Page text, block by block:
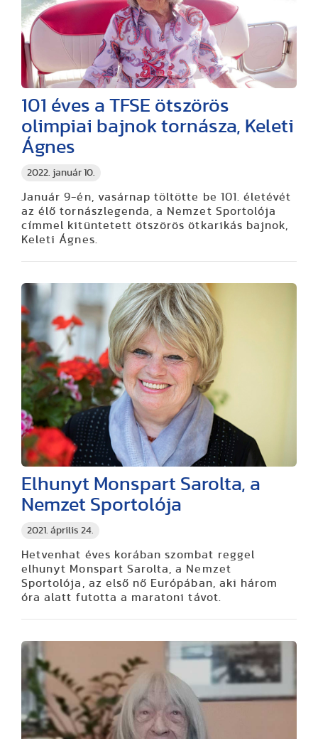
2022. január 10.
101 éves a TFSE ötszörös
olimpiai bajnok tornásza, Keleti
Ágnes
Január 9-én, vasárnap töltötte be 101. életévét
az élő tornászlegenda, a Nemzet Sportolója
címmel kitüntetett ötszörös ötkarikás bajnok,
Keleti Ágnes.
2021. április 24.
Elhunyt Monspart Sarolta, a
Nemzet Sportolója
Hetvenhat éves korában szombat reggel
elhunyt Monspart Sarolta, a Nemzet
Sportolója, az első nő Európában, aki három
óra alatt futotta a maratoni távot.